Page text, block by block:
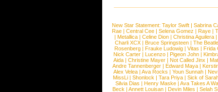
New Star Statement: Taylor Swift | Sabrina
Rae |Central Cee |Selena Gomez |Raye |
| Metallica | Celine Dion | Christina Aguilera |
Charli XCX |Bruce Springsteen |The
Rosenberg | Frauke Ludowig | Vitas | Frida
Nick Carter | Lucenzo | Pigeon John |
Aida |Christine Mayer |Not Called Jinx |
Andre Tannenberger | Edward Maya |
Alex Velea | Ava Rocks | Youn Sunnah |
MissLi | Shonlock | Tara Priya | Sick of
Silvia Dias |Henry Maske |Ava Takes A
Beck |Annett Louisan |Devin Miles |Selah